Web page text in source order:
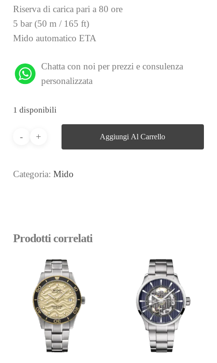
Riserva di carica pari a 80 ore
5 bar (50 m / 165 ft)
Mido automatico ETA
Chatta con noi per prezzi e consulenza
personalizzata
1 disponibili
Aggiungi Al Carrello
Categoria: Mido
Prodotti correlati